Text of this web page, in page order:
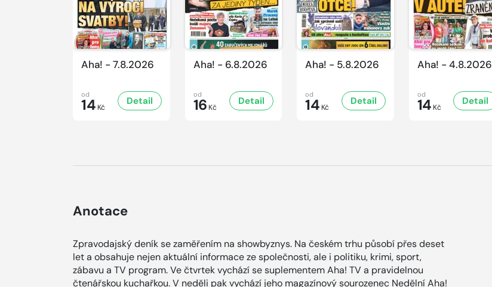
Aha! - 7.8.2026
od
14 Kč
Detail
Aha! - 6.8.2026
od
16 Kč
Detail
Aha! - 5.8.2026
od
14 Kč
Detail
Aha! - 4.8.2026
od
14 Kč
Detail
Anotace
Zpravodajský deník se zaměřením na showbyznys. Na českém trhu působí přes deset
let a obsahuje nejen aktuální informace ze společnosti, ale i politiku, krimi, sport,
zábavu a TV program. Ve čtvrtek vychází se suplementem Aha! TV a pravidelnou
čtenářskou kuchařkou. V neděli pak vychází jeho magazínový sourozenec Nedělní Aha!